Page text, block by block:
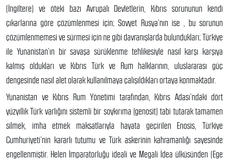
(İngiltere) ve öteki bazı Avrupalı Devletlerin, Kıbrıs sorununun kendi
çıkarlarına göre çözümlenmesi için; Sovyet Rusya’nın ise , bu sorunun
çözümlenmemesi ve sürmesi için ne gibi davranışlarda bulundukları; Türkiye
ile Yunanistan’ın bir savaşa sürüklenme tehlikesiyle nasıl karşı karşıya
kalmış oldukları ve Kıbrıs Türk ve Rum halklarının, uluslararası güç
dengesinde nasıl alet olarak kullanılmaya çalışıldıkları ortaya konmaktadır.
Yunanistan ve Kıbrıs Rum Yönetimi tarafından, Kıbrıs Adası’ndaki dört
yüzyıllık Türk varlığını sistemli bir soykırıma (genosit) tabi tutarak tamamen
silmek, imha etmek maksatlarıyla hayata geçirilen Enosis, Türkiye
Cumhuriyeti’nin kararlı tutumu ve Türk askerinin kahramanlığı sayesinde
engellenmiştir. Helen İmparatorluğu ideali ve Megali İdea ülküsünden (Ege